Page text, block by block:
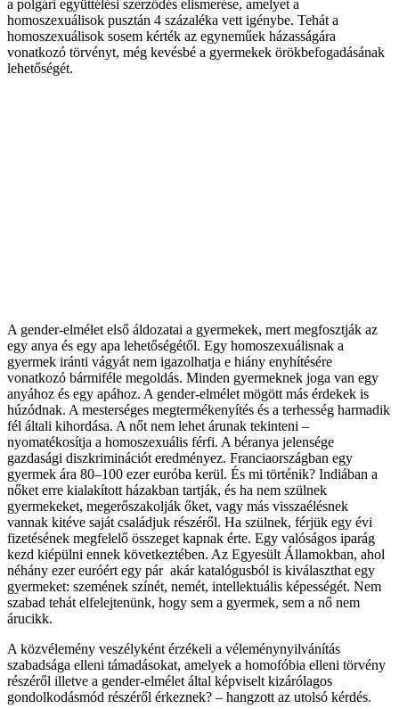
a polgári együttélési szerződés elismerése, amelyet a
homoszexuálisok pusztán 4 százaléka vett igénybe. Tehát a
homoszexuálisok sosem kérték az egyneműek házasságára
vonatkozó törvényt, még kevésbé a gyermekek örökbefogadásának
lehetőségét.
A gender-elmélet első áldozatai a gyermekek, mert megfosztják az
egy anya és egy apa lehetőségétől. Egy homoszexuálisnak a
gyermek iránti vágyát nem igazolhatja e hiány enyhítésére
vonatkozó bármiféle megoldás. Minden gyermeknek joga van egy
anyához és egy apához. A gender-elmélet mögött más érdekek is
húzódnak. A mesterséges megtermékenyítés és a terhesség harmadik
fél általi kihordása. A nőt nem lehet árunak tekinteni –
nyomatékosítja a homoszexuális férfi. A béranya jelensége
gazdasági diszkriminációt eredményez. Franciaországban egy
gyermek ára 80–100 ezer euróba kerül. És mi történik? Indiában a
nőket erre kialakított házakban tartják, és ha nem szülnek
gyermekeket, megerőszakolják őket, vagy más visszaélésnek
vannak kitéve saját családjuk részéről. Ha szülnek, férjük egy évi
fizetésének megfelelő összeget kapnak érte. Egy valóságos iparág
kezd kiépülni ennek következtében. Az Egyesült Államokban, ahol
néhány ezer euróért egy pár akár katalógusból is kiválaszthat egy
gyermeket: szemének színét, nemét, intellektuális képességét. Nem
szabad tehát elfelejtenünk, hogy sem a gyermek, sem a nő nem
árucikk.
A közvélemény veszélyként érzékeli a véleménynyilvánítás
szabadsága elleni támadásokat, amelyek a homofóbia elleni törvény
részéről illetve a gender-elmélet által képviselt kizárólagos
gondolkodásmód részéről érkeznek? – hangzott az utolsó kérdés.